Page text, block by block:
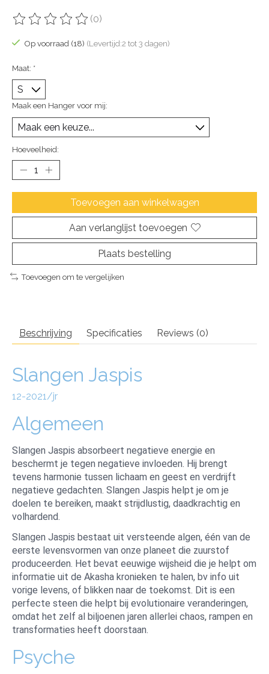
De beoordeling van dit product is
(0)
Op voorraad (18) (Levertijd:2 tot 3 dagen)
Maat: *
Maak een Hanger voor mij:
Hoeveelheid:
Toevoegen aan winkelwagen
Aan verlanglijst toevoegen
Plaats bestelling
Toevoegen om te vergelijken
Beschrijving Specificaties Reviews (0)
Slangen Jaspis
12-2021/jr
Algemeen
Slangen Jaspis absorbeert negatieve energie en
beschermt je tegen negatieve invloeden. Hij brengt
tevens harmonie tussen lichaam en geest en verdrijft
negatieve gedachten. Slangen Jaspis helpt je om je
doelen te bereiken, maakt strijdlustig, daadkrachtig en
volhardend.
Slangen Jaspis bestaat uit versteende algen, één van de
eerste levensvormen van onze planeet die zuurstof
produceerden. Het bevat eeuwige wijsheid die je helpt om
informatie uit de Akasha kronieken te halen, bv info uit
vorige levens, of blikken naar de toekomst. Dit is een
perfecte steen die helpt bij evolutionaire veranderingen,
omdat het zelf al biljoenen jaren allerlei chaos, rampen en
transformaties heeft doorstaan.
Psyche